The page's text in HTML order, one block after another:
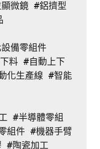
微鏡 #鋁擠型
備零組件
料 #自動上下
化生產線 #智能
#半導體零組
組件 #機器手臂
#陶瓷加工